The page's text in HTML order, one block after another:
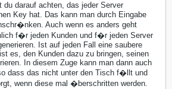
darauf achten, das jeder Server
Key hat. Das kann man durch Eingabe
Auch wenn es anders geht
f�r jeden Kunden und f�r jeden Server
Ist auf jeden Fall eine saubere
es, den Kunden dazu zu bringen, seinen
In diesem Zuge kann man dann auch
dass das nicht unter den Tisch f�llt und
wenn diese mal �berschritten werden.